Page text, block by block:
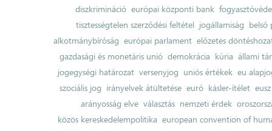
diszkrimináció európai központi bank
tisztességtelen szerződési feltétel jogállamiság belső
alkotmánybíróság európai parlament előzetes
gazdasági és monetáris unió demokrácia kúria állami
jogegységi határozat versenyjog uniós értékek eu
szociális jog irányelvek átültetése euró kásler-ítélet
arányosság elve választás nemzeti érdek
közös kereskedelempolitika european convention of